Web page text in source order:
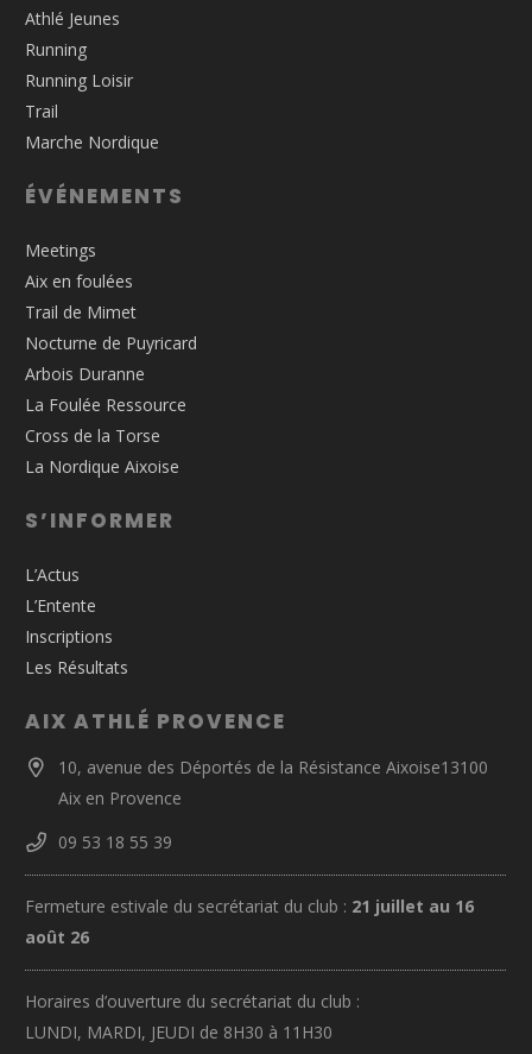
Athlé Jeunes
Running
Running Loisir
Trail
Marche Nordique
ÉVÉNEMENTS
Meetings
Aix en foulées
Trail de Mimet
Nocturne de Puyricard
Arbois Duranne
La Foulée Ressource
Cross de la Torse
La Nordique Aixoise
S’INFORMER
L’Actus
L’Entente
Inscriptions
Les Résultats
AIX ATHLÉ PROVENCE
10, avenue des Déportés de la Résistance Aixoise13100
Aix en Provence
09 53 18 55 39
Fermeture estivale du secrétariat du club : 21 juillet au 16
août 26
Horaires d’ouverture du secrétariat du club :
LUNDI, MARDI, JEUDI de 8H30 à 11H30